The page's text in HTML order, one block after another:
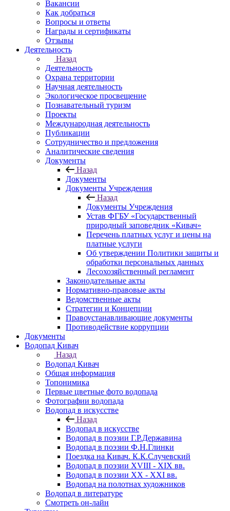
Вакансии
Как добраться
Вопросы и ответы
Награды и сертификаты
Отзывы
Деятельность
Назад
Деятельность
Охрана территории
Научная деятельность
Экологическое просвещение
Познавательный туризм
Проекты
Международная деятельность
Публикации
Сотрудничество и предложения
Аналитические сведения
Документы
Назад
Документы
Документы Учреждения
Назад
Документы Учреждения
Устав ФГБУ «Государственный
природный заповедник «Кивач»
Перечень платных услуг и цены на
платные услуги
Об утверждении Политики защиты и
обработки персональных данных
Лесохозяйственный регламент
Законодательные акты
Нормативно-правовые акты
Ведомственные акты
Стратегии и Концепции
Правоустанавливающие документы
Противодействие коррупции
Документы
Водопад Кивач
Назад
Водопад Кивач
Общая информация
Топонимика
Первые цветные фото водопада
Фотографии водопада
Водопад в искусстве
Назад
Водопад в искусстве
Водопад в поэзии Г.Р.Державина
Водопад в поэзии Ф.Н.Глинки
Поездка на Кивач. К.К.Случевский
Водопад в поэзии XVIII - XIX вв.
Водопад в поэзии XX - XXI вв.
Водопад на полотнах художников
Водопад в литературе
Смотреть он-лайн